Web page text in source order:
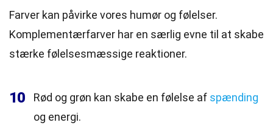
Farver kan påvirke vores humør og følelser.
Komplementærfarver har en særlig evne til at skabe
stærke følelsesmæssige reaktioner.
10 Rød og grøn kan skabe en følelse af spænding
og energi.